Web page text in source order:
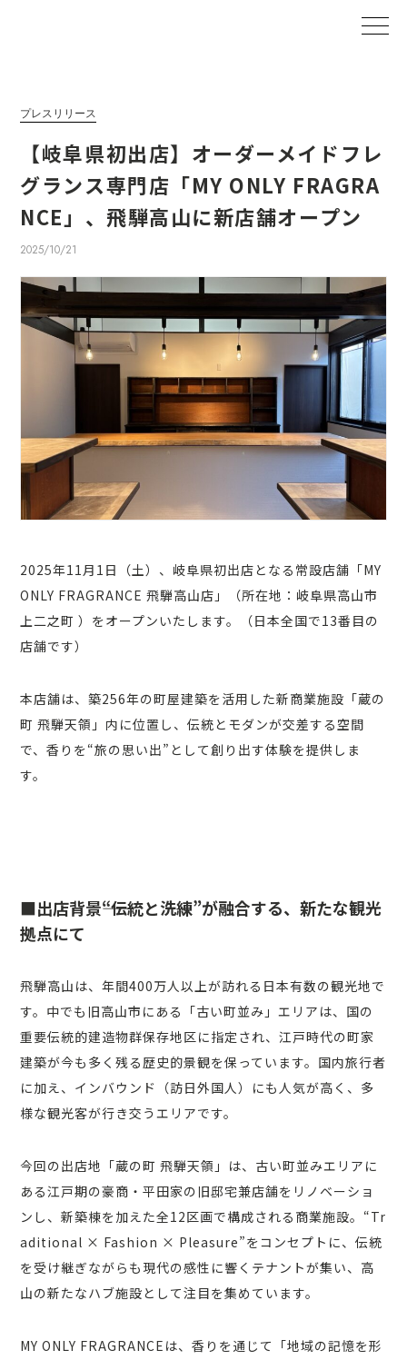
プレスリリース
【岐阜県初出店】オーダーメイドフレ
グランス専門店「MY ONLY FRAGRA
NCE」、飛騨高山に新店舗オープン
2025/10/21
2025年11月1日（土）、岐阜県初出店となる常設店舗「MY
ONLY FRAGRANCE 飛騨高山店」（所在地：岐阜県高山市
上二之町 ）をオープンいたします。（日本全国で13番目の
店舗です）
本店舗は、築256年の町屋建築を活用した新商業施設「蔵の
町 飛騨天領」内に位置し、伝統とモダンが交差する空間
で、香りを“旅の思い出”として創り出す体験を提供しま
す。
■出店背景――“伝統と洗練”が融合する、新たな観光
拠点にて
飛騨高山は、年間400万人以上が訪れる日本有数の観光地で
す。中でも旧高山市にある「古い町並み」エリアは、国の
重要伝統的建造物群保存地区に指定され、江戸時代の町家
建築が今も多く残る歴史的景観を保っています。国内旅行者
に加え、インバウンド（訪日外国人）にも人気が高く、多
様な観光客が行き交うエリアです。
今回の出店地「蔵の町 飛騨天領」は、古い町並みエリアに
ある江戸期の豪商・平田家の旧邸宅兼店舗をリノベーショ
ンし、新築棟を加えた全12区画で構成される商業施設。“Tr
aditional × Fashion × Pleasure”をコンセプトに、伝統
を受け継ぎながらも現代の感性に響くテナントが集い、高
山の新たなハブ施設として注目を集めています。
MY ONLY FRAGRANCEは、香りを通じて「地域の記憶を形